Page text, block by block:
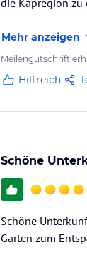
die Kapregion
Mehr anzeigen
Meilengutschrift
Hilfreich
Schöne
Schöne
Garten zum